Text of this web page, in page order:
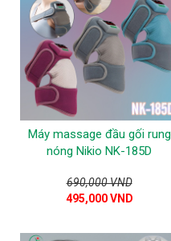
Máy massage đầu gối rung
nóng Nikio NK-185D
690,000 VND
495,000 VND